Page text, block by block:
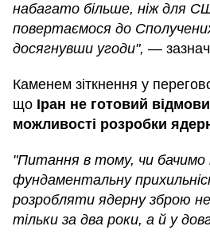
набагато більше, ніж для
повертаємося до
досягнувши угоди", —
Каменем зіткнення у
що Іран не готовий
можливості розробки
"Питання в тому, чи бачимо
фундаментальну
розробляти ядерну зброю
тільки за два роки, а й у